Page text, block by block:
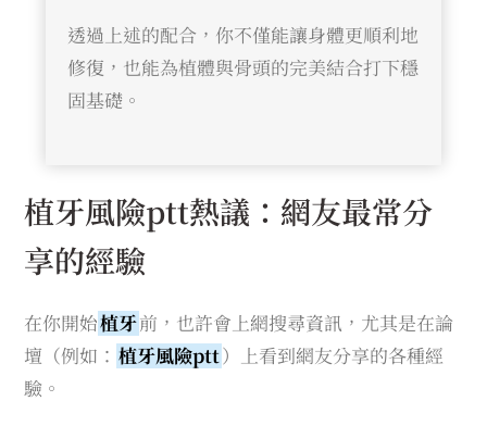
透過上述的配合，你不僅能讓身體更順利地
修復，也能為植體與骨頭的完美結合打下穩
固基礎。
植牙風險ptt熱議：網友最常分
享的經驗
在你開始植牙前，也許會上網搜尋資訊，尤其是在論
壇（例如： 植牙風險ptt）上看到網友分享的各種經
驗。